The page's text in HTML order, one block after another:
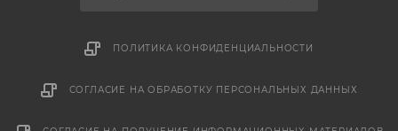
ПОЛИТИКА КОНФИДЕНЦИАЛЬНОСТИ
СОГЛАСИЕ НА ОБРАБОТКУ ПЕРСОНАЛЬНЫХ ДАННЫХ